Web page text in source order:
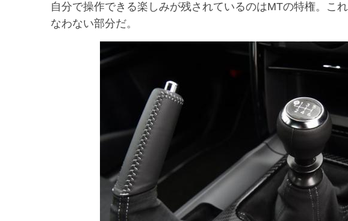
自分で操作できる楽しみが残されているのはMTの特権。こ
なわない部分だ。